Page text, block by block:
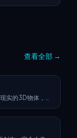
查看全部 →
实的3D物体，仅
凸起的、手绘的